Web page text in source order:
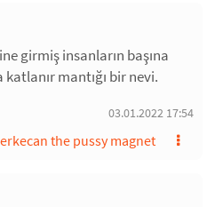
girmiş insanların başına
katlanır mantığı bir nevi.
03.01.2022 17:54
the pussy magnet